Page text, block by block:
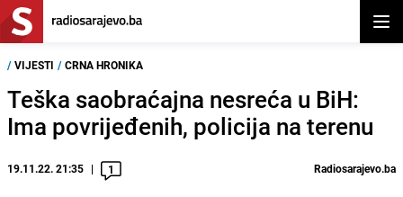
/ VIJESTI / CRNA HRONIKA
Teška saobraćajna nesreća u BiH:
Ima povrijeđenih, policija na terenu
19.11.22. 21:35 1 Radiosarajevo.ba